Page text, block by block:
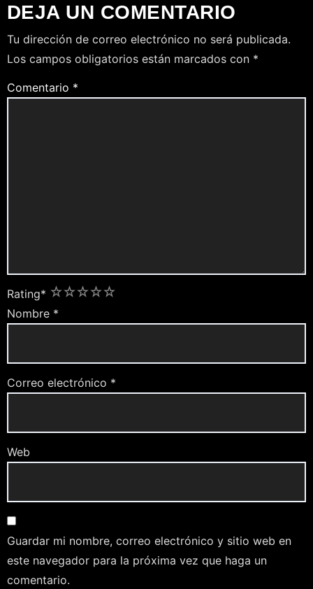
DEJA UN COMENTARIO
Tu dirección de correo electrónico no será publicada.
Los campos obligatorios están marcados con *
Comentario *
Rating* 5
4
3
2
1
Nombre *
Correo electrónico *
Web
Guardar mi nombre, correo electrónico y sitio web en
este navegador para la próxima vez que haga un
comentario.